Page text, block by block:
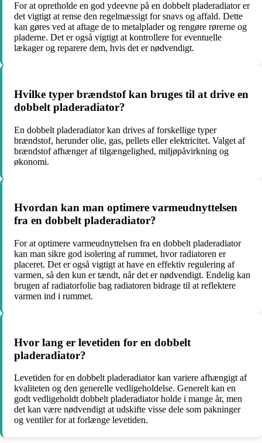
For at opretholde en god ydeevne på en dobbelt pladeradiator er
det vigtigt at rense den regelmæssigt for snavs og affald. Dette
kan gøres ved at aftage de to metalplader og rengøre rørerne og
pladerne. Det er også vigtigt at kontrollere for eventuelle
lækager og reparere dem, hvis det er nødvendigt.
Hvilke typer brændstof kan bruges til at drive en
dobbelt pladeradiator?
En dobbelt pladeradiator kan drives af forskellige typer
brændstof, herunder olie, gas, pellets eller elektricitet. Valget af
brændstof afhænger af tilgængelighed, miljøpåvirkning og
økonomi.
Hvordan kan man optimere varmeudnyttelsen
fra en dobbelt pladeradiator?
For at optimere varmeudnyttelsen fra en dobbelt pladeradiator
kan man sikre god isolering af rummet, hvor radiatoren er
placeret. Det er også vigtigt at have en effektiv regulering af
varmen, så den kun er tændt, når det er nødvendigt. Endelig kan
brugen af radiatorfolie bag radiatoren bidrage til at reflektere
varmen ind i rummet.
Hvor lang er levetiden for en dobbelt
pladeradiator?
Levetiden for en dobbelt pladeradiator kan variere afhængigt af
kvaliteten og den generelle vedligeholdelse. Generelt kan en
godt vedligeholdt dobbelt pladeradiator holde i mange år, men
det kan være nødvendigt at udskifte visse dele som pakninger
og ventiler for at forlænge levetiden.